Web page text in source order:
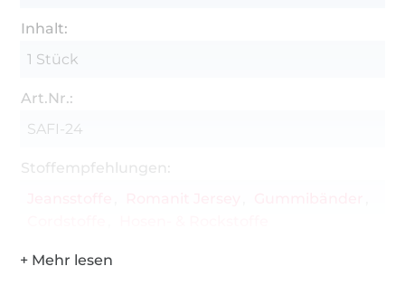
Inhalt:
1 Stück
Art.Nr.:
SAFI-24
Stoffempfehlungen: